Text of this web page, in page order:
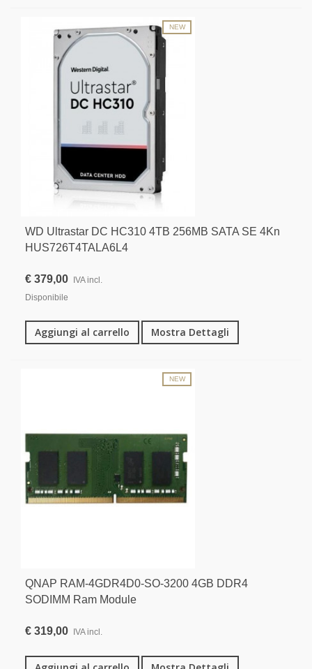
NEW
WD Ultrastar DC HC310 4TB 256MB SATA SE 4Kn
HUS726T4TALA6L4
€ 379,00
IVA incl.
Disponibile
Aggiungi al carrello Mostra Dettagli
NEW
QNAP RAM-4GDR4D0-SO-3200 4GB DDR4
SODIMM Ram Module
€ 319,00 IVA incl.